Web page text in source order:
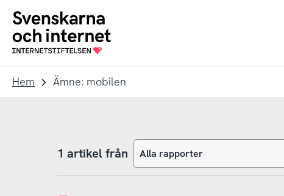
navigation
innehåll
To
startpage
Hem Ämne: mobilen
1 artikel från